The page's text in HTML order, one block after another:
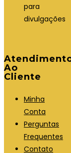
para
divulgações
Ao
Cliente
Minha
Conta
Perguntas
Frequentes
Contato